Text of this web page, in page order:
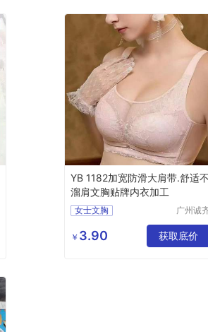
YB 1182加宽防滑大肩带.舒适不
溜肩文胸贴牌内衣加工
女士文胸
广州诚
公司
￥ 3.90 获取底价